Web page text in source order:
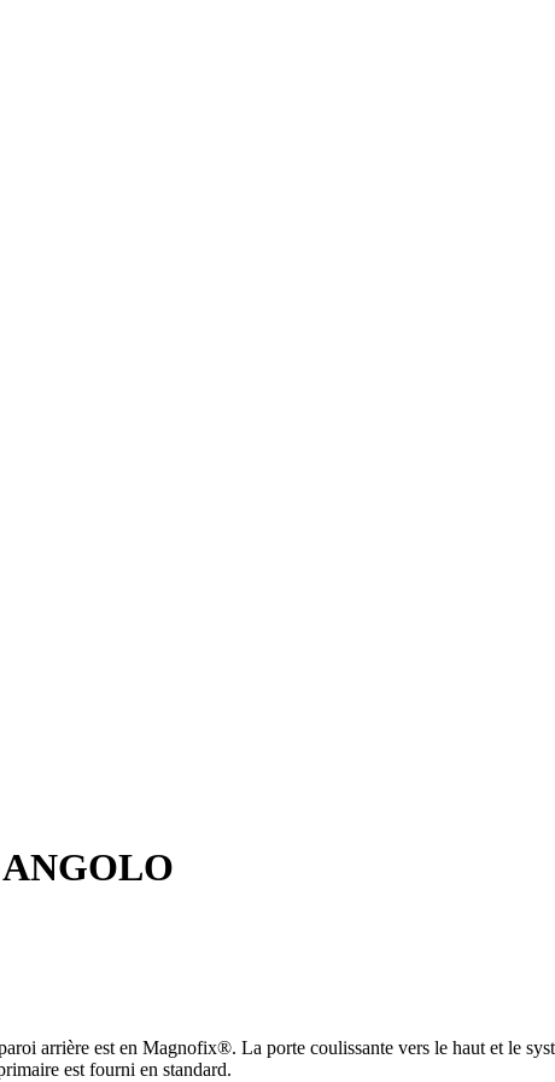
arrière est en Magnofix®. La porte coulissante vers le haut et le
est fourni en standard.